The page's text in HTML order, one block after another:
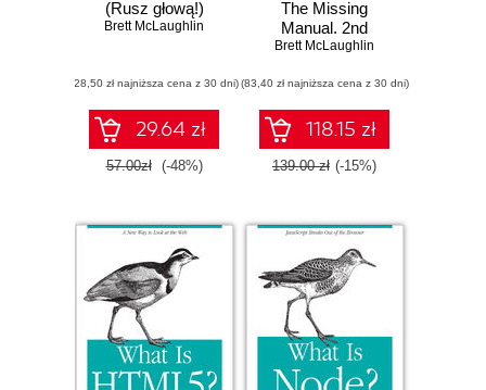
(Rusz głową!)
Brett McLaughlin
(28,50 zł najniższa cena z 30 dni)
29.64 zł
57.00zł (-48%)
The Missing
Manual. 2nd
Edition
Brett McLaughlin
(83,40 zł najniższa cena z 30 dni)
118.15 zł
139.00 zł (-15%)